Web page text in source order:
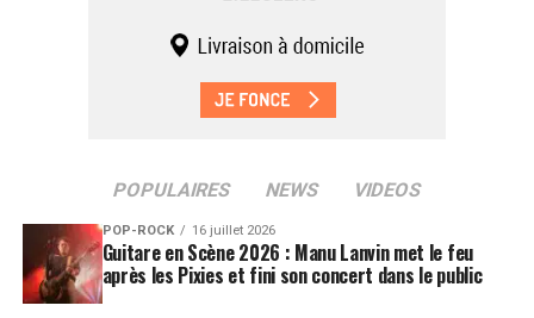
POPULAIRES NEWS VIDEOS
POP-ROCK 16 juillet 2026
Guitare en Scène 2026 : Manu Lanvin met le feu
après les Pixies et fini son concert dans le public